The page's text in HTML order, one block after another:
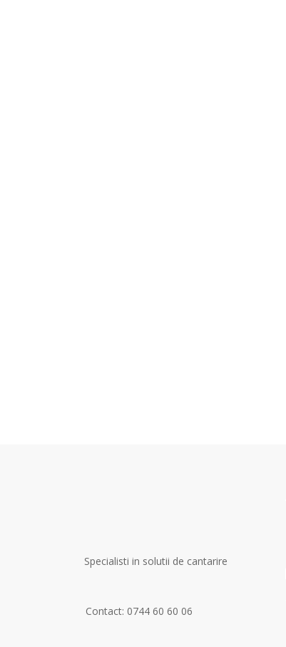
Specialisti in solutii de cantarire
Contact: 0744 60 60 06